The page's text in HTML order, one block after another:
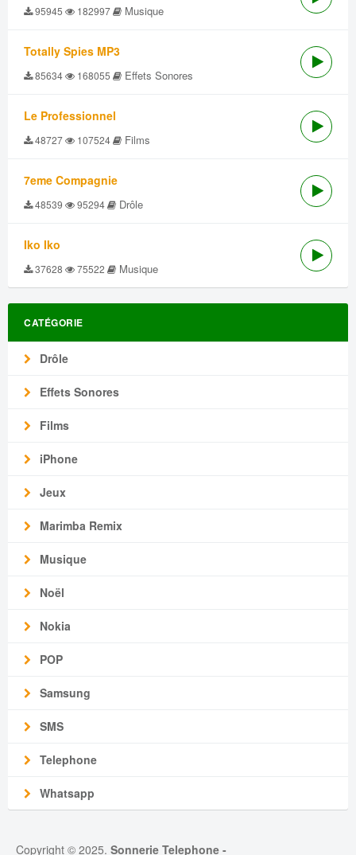
95945 182997 Musique
Totally Spies MP3
85634 168055 Effets Sonores
Le Professionnel
48727 107524 Films
7eme Compagnie
48539 95294 Drôle
Iko Iko
37628 75522 Musique
CATÉGORIE
Drôle
Effets Sonores
Films
iPhone
Jeux
Marimba Remix
Musique
Noël
Nokia
POP
Samsung
SMS
Telephone
Whatsapp
Copyright © 2025. Sonnerie Telephone -